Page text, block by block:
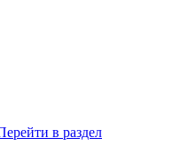
в раздел